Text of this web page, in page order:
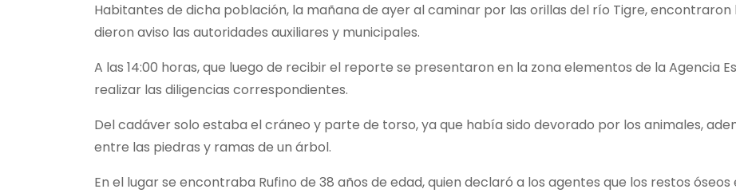
Habitantes de dicha población, la mañana de ayer al caminar por las orillas del río Tigre,
dieron aviso las autoridades auxiliares y municipales.
A las 14:00 horas, que luego de recibir el reporte se presentaron en la zona elementos de la Agencia
realizar las diligencias correspondientes.
Del cadáver solo estaba el cráneo y parte de torso, ya que había sido devorado por los animales,
entre las piedras y ramas de un árbol.
En el lugar se encontraba Rufino de 38 años de edad, quien declaró a los agentes que los restos